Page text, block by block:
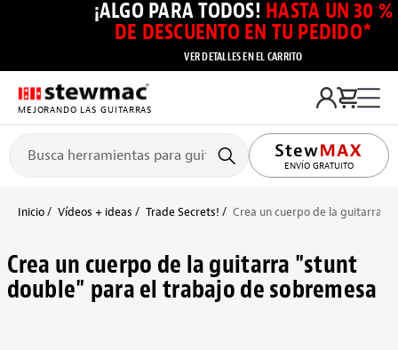
¡ALGO PARA TODOS! HASTA UN 30 %
DE DESCUENTO EN TU PEDIDO*
VER DETALLES EN EL CARRITO
MEJORANDO LAS GUITARRAS
ENVÍO GRATUITO
Inicio Vídeos + ideas Trade Secrets! Crea un cuerpo de la guitarra
Crea un cuerpo de la guitarra "stunt
double" para el trabajo de sobremesa